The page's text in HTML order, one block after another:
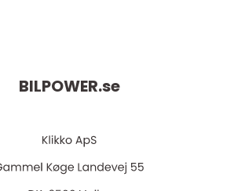
BILPOWER.se